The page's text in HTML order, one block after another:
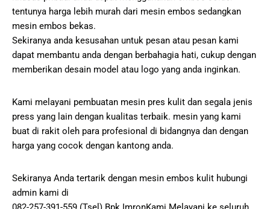
tentunya harga lebih murah dari mesin embos sedangkan
mesin embos bekas.
Sekiranya anda kesusahan untuk pesan atau pesan kami
dapat membantu anda dengan berbahagia hati, cukup dengan
memberikan desain model atau logo yang anda inginkan.
Kami melayani pembuatan mesin pres kulit dan segala jenis
press yang lain dengan kualitas terbaik. mesin yang kami
buat di rakit oleh para profesional di bidangnya dan dengan
harga yang cocok dengan kantong anda.
Sekiranya Anda tertarik dengan mesin embos kulit hubungi
admin kami di